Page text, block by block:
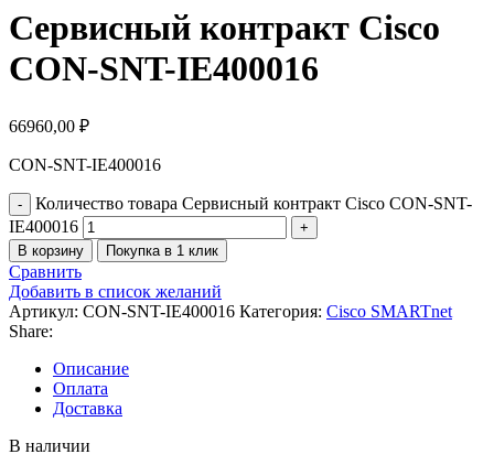
Сервисный контракт Cisco
CON-SNT-IE400016
66960,00 ₽
CON-SNT-IE400016
Количество товара Сервисный контракт Cisco CON-SNT-
IE400016
В корзину Покупка в 1 клик
Сравнить
Добавить в список желаний
Артикул: CON-SNT-IE400016 Категория: Cisco SMARTnet
Share:
Описание
Оплата
Доставка
В наличии